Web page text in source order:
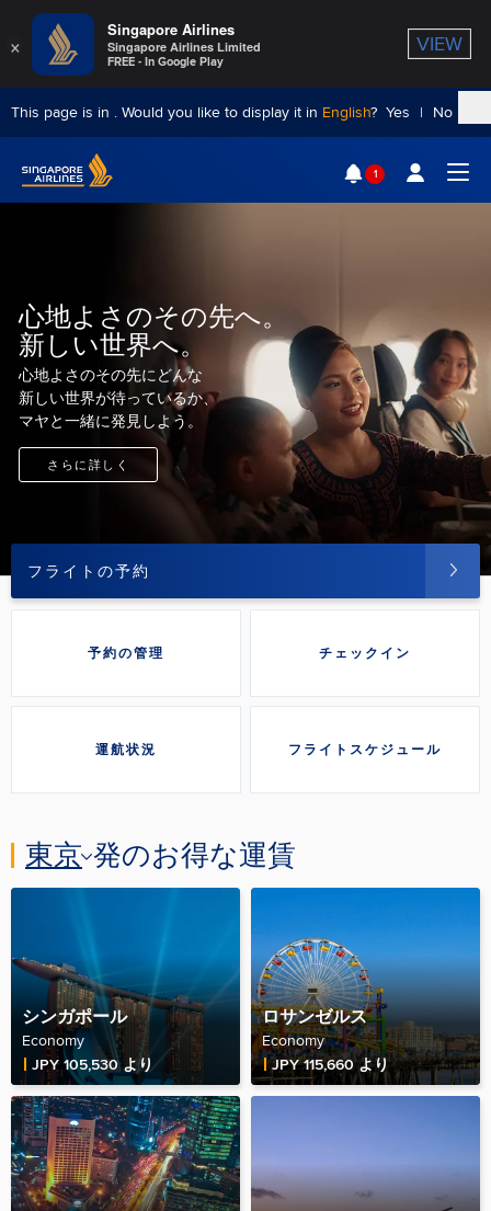
This page is in . Would you like to display it in English? Yes | No
Singapore Airlines Home
1
心地よさのその先へ。
新しい世界へ。
心地よさのその先にどんな
新しい世界が待っているか、
マヤと一緒に発見しよう。
さらに詳しく
フライトの予約
予約の管理 チェックイン
運航状況 フライトスケジュール
× Singapore Airlines
Singapore Airlines Limited
FREE - In Google Play
VIEW
東京 発のお得な運賃
シンガポール
Economy
Fare Price
JPY 105,530 より
ロサンゼルス
Economy
Fare Price
JPY 115,660 より